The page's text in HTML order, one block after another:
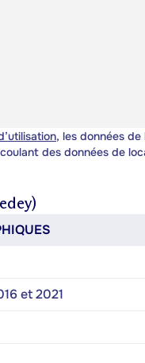
, les données
des données de
et 2021